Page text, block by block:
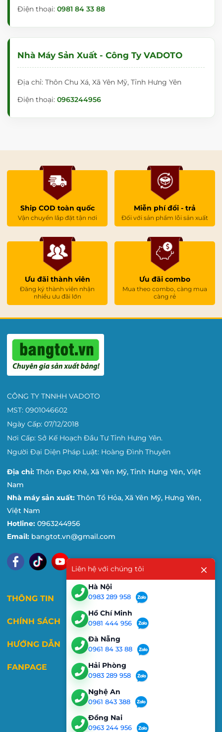
Điện thoại: 0981 84 33 88
Nhà Máy Sản Xuất - Công Ty VADOTO
Địa chỉ: Thôn Chu Xá, Xã Yên Mỹ, Tỉnh Hưng Yên
Điện thoại: 0963244956
Ship COD toàn quốc
Vận chuyển lắp đặt tận nơi
Miễn phí đổi - trả
Đối với sản phẩm lỗi sản xuất
Ưu đãi thành viên
Đăng ký thành viên nhận
nhiều ưu đãi lớn
Ưu đãi combo
Mua theo combo, càng mua
càng rẻ
CÔNG TY TNNHH VADOTO
MST: 0901046602
Ngày Cấp: 07/12/2018
Nơi Cấp: Sở Kế Hoạch Đầu Tư Tỉnh Hưng Yên.
Người Đại Diện Pháp Luật: Hoàng Đình Thuyên
Địa chỉ: Thôn Đạo Khê, Xã Yên Mỹ, Tỉnh Hưng Yên, Việt
Nam
Nhà máy sản xuất: Thôn Tổ Hỏa, Xã Yên Mỹ, Hưng Yên,
Việt Nam
Hotline: 0963244956
Email: bangtot.vn@gmail.com
THÔNG TIN
CHÍNH SÁCH
HƯỚNG DẪN
FANPAGE
Liên hệ với chúng tôi
Hà Nội
0983 289 958
Hồ Chí Minh
0981 444 956
Đà Nẵng
0961 84 33 88
Hải Phòng
0983 289 958
Nghệ An
0961 843 388
Đồng Nai
0963 244 956